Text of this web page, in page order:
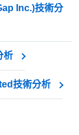
Inc.)技術分
析
技術分析